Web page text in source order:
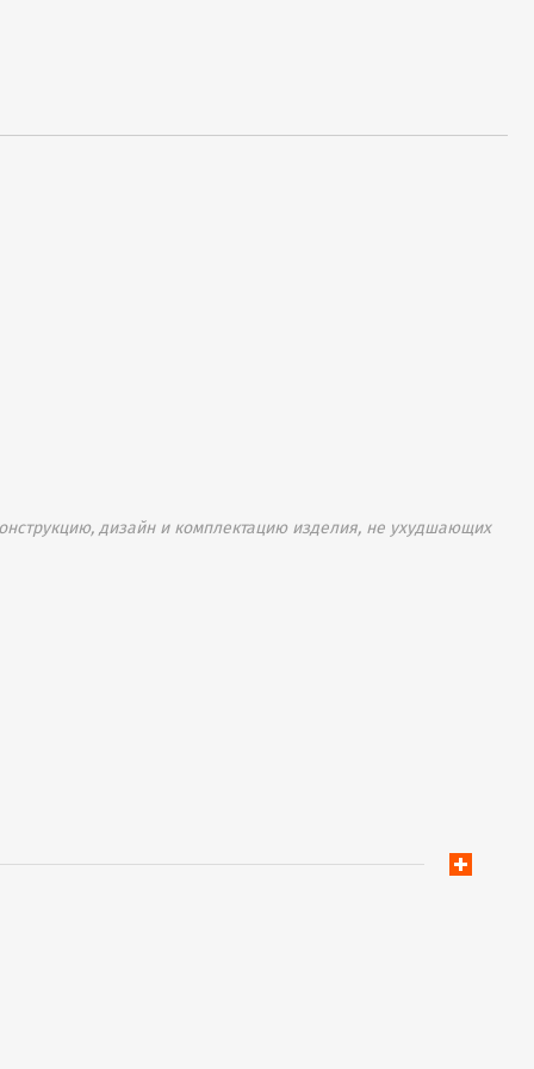
дизайн и комплектацию изделия, не ухудшающих